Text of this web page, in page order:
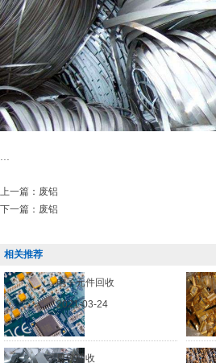
上一篇： 废铝
下一篇： 废铝
相关推荐
电子元件回收
2021-03-24
废铁回收